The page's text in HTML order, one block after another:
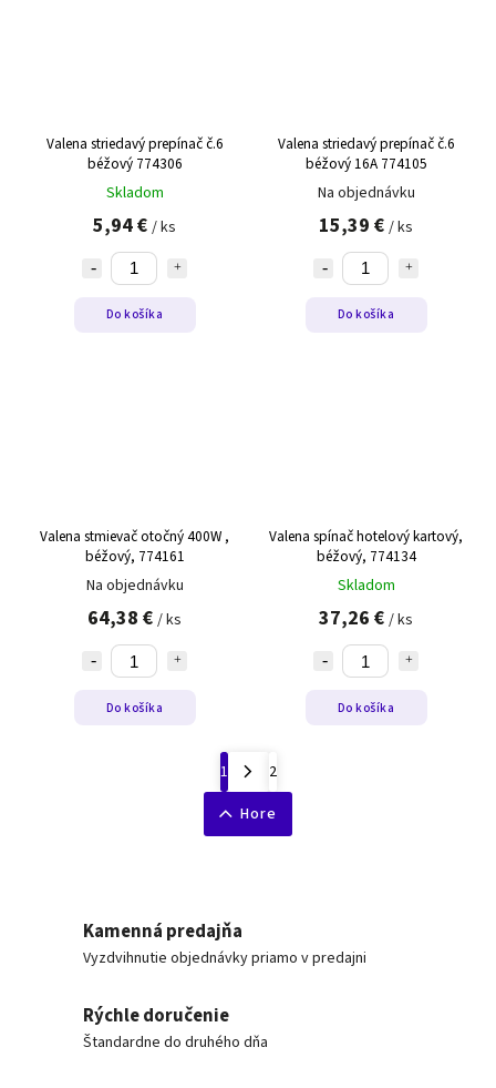
Valena striedavý prepínač č.6
béžový 774306
Skladom
5,94 € / ks
Do košíka
Valena striedavý prepínač č.6
béžový 16A 774105
Na objednávku
15,39 € / ks
Do košíka
Valena stmievač otočný 400W ,
béžový, 774161
Na objednávku
64,38 € / ks
Do košíka
Valena spínač hotelový kartový,
béžový, 774134
Skladom
37,26 € / ks
Do košíka
1
2
Hore
Kamenná predajňa
Vyzdvihnutie objednávky priamo v predajni
Rýchle doručenie
Štandardne do druhého dňa